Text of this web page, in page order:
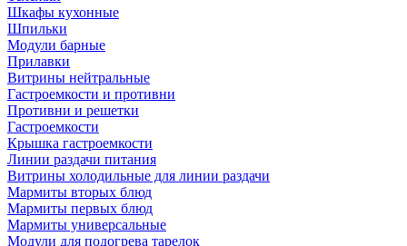
Шкафы кухонные
Шпильки
Модули барные
Прилавки
Витрины нейтральные
Гастроемкости и противни
Противни и решетки
Гастроемкости
Крышка гастроемкости
Линии раздачи питания
Витрины холодильные для линии раздачи
Мармиты вторых блюд
Мармиты первых блюд
Мармиты универсальные
Модули для подогрева тарелок